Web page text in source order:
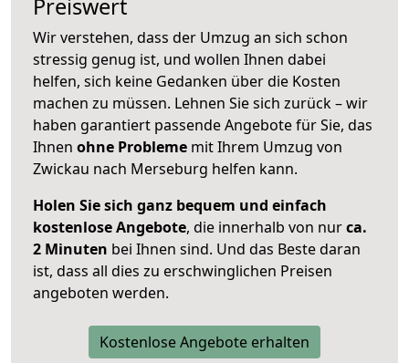
Preiswert
Wir verstehen, dass der Umzug an sich schon
stressig genug ist, und wollen Ihnen dabei
helfen, sich keine Gedanken über die Kosten
machen zu müssen. Lehnen Sie sich zurück – wir
haben garantiert passende Angebote für Sie, das
Ihnen ohne Probleme mit Ihrem Umzug von
Zwickau nach Merseburg helfen kann.
Holen Sie sich ganz bequem und einfach
kostenlose Angebote, die innerhalb von nurca.
2 Minuten bei Ihnen sind. Und das Beste daran
ist, dass all dies zu erschwinglichen Preisen
angeboten werden.
Kostenlose Angebote erhalten